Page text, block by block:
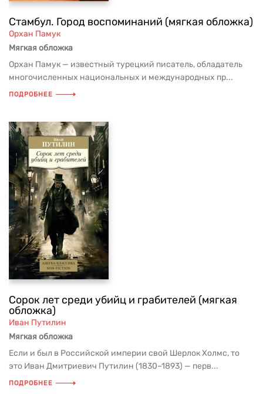
Стамбул. Город воспоминаний (мягкая обложка)
Орхан Памук
Мягкая обложка
Орхан Памук — известный турецкий писатель, обладатель
многочисленных национальных и международных пр...
ПОДРОБНЕЕ
Сорок лет среди убийц и грабителей (мягкая
обложка)
Иван Путилин
Мягкая обложка
Если и был в Российской империи свой Шерлок Холмс, то
это Иван Дмитриевич Путилин (1830–1893) — перв...
ПОДРОБНЕЕ